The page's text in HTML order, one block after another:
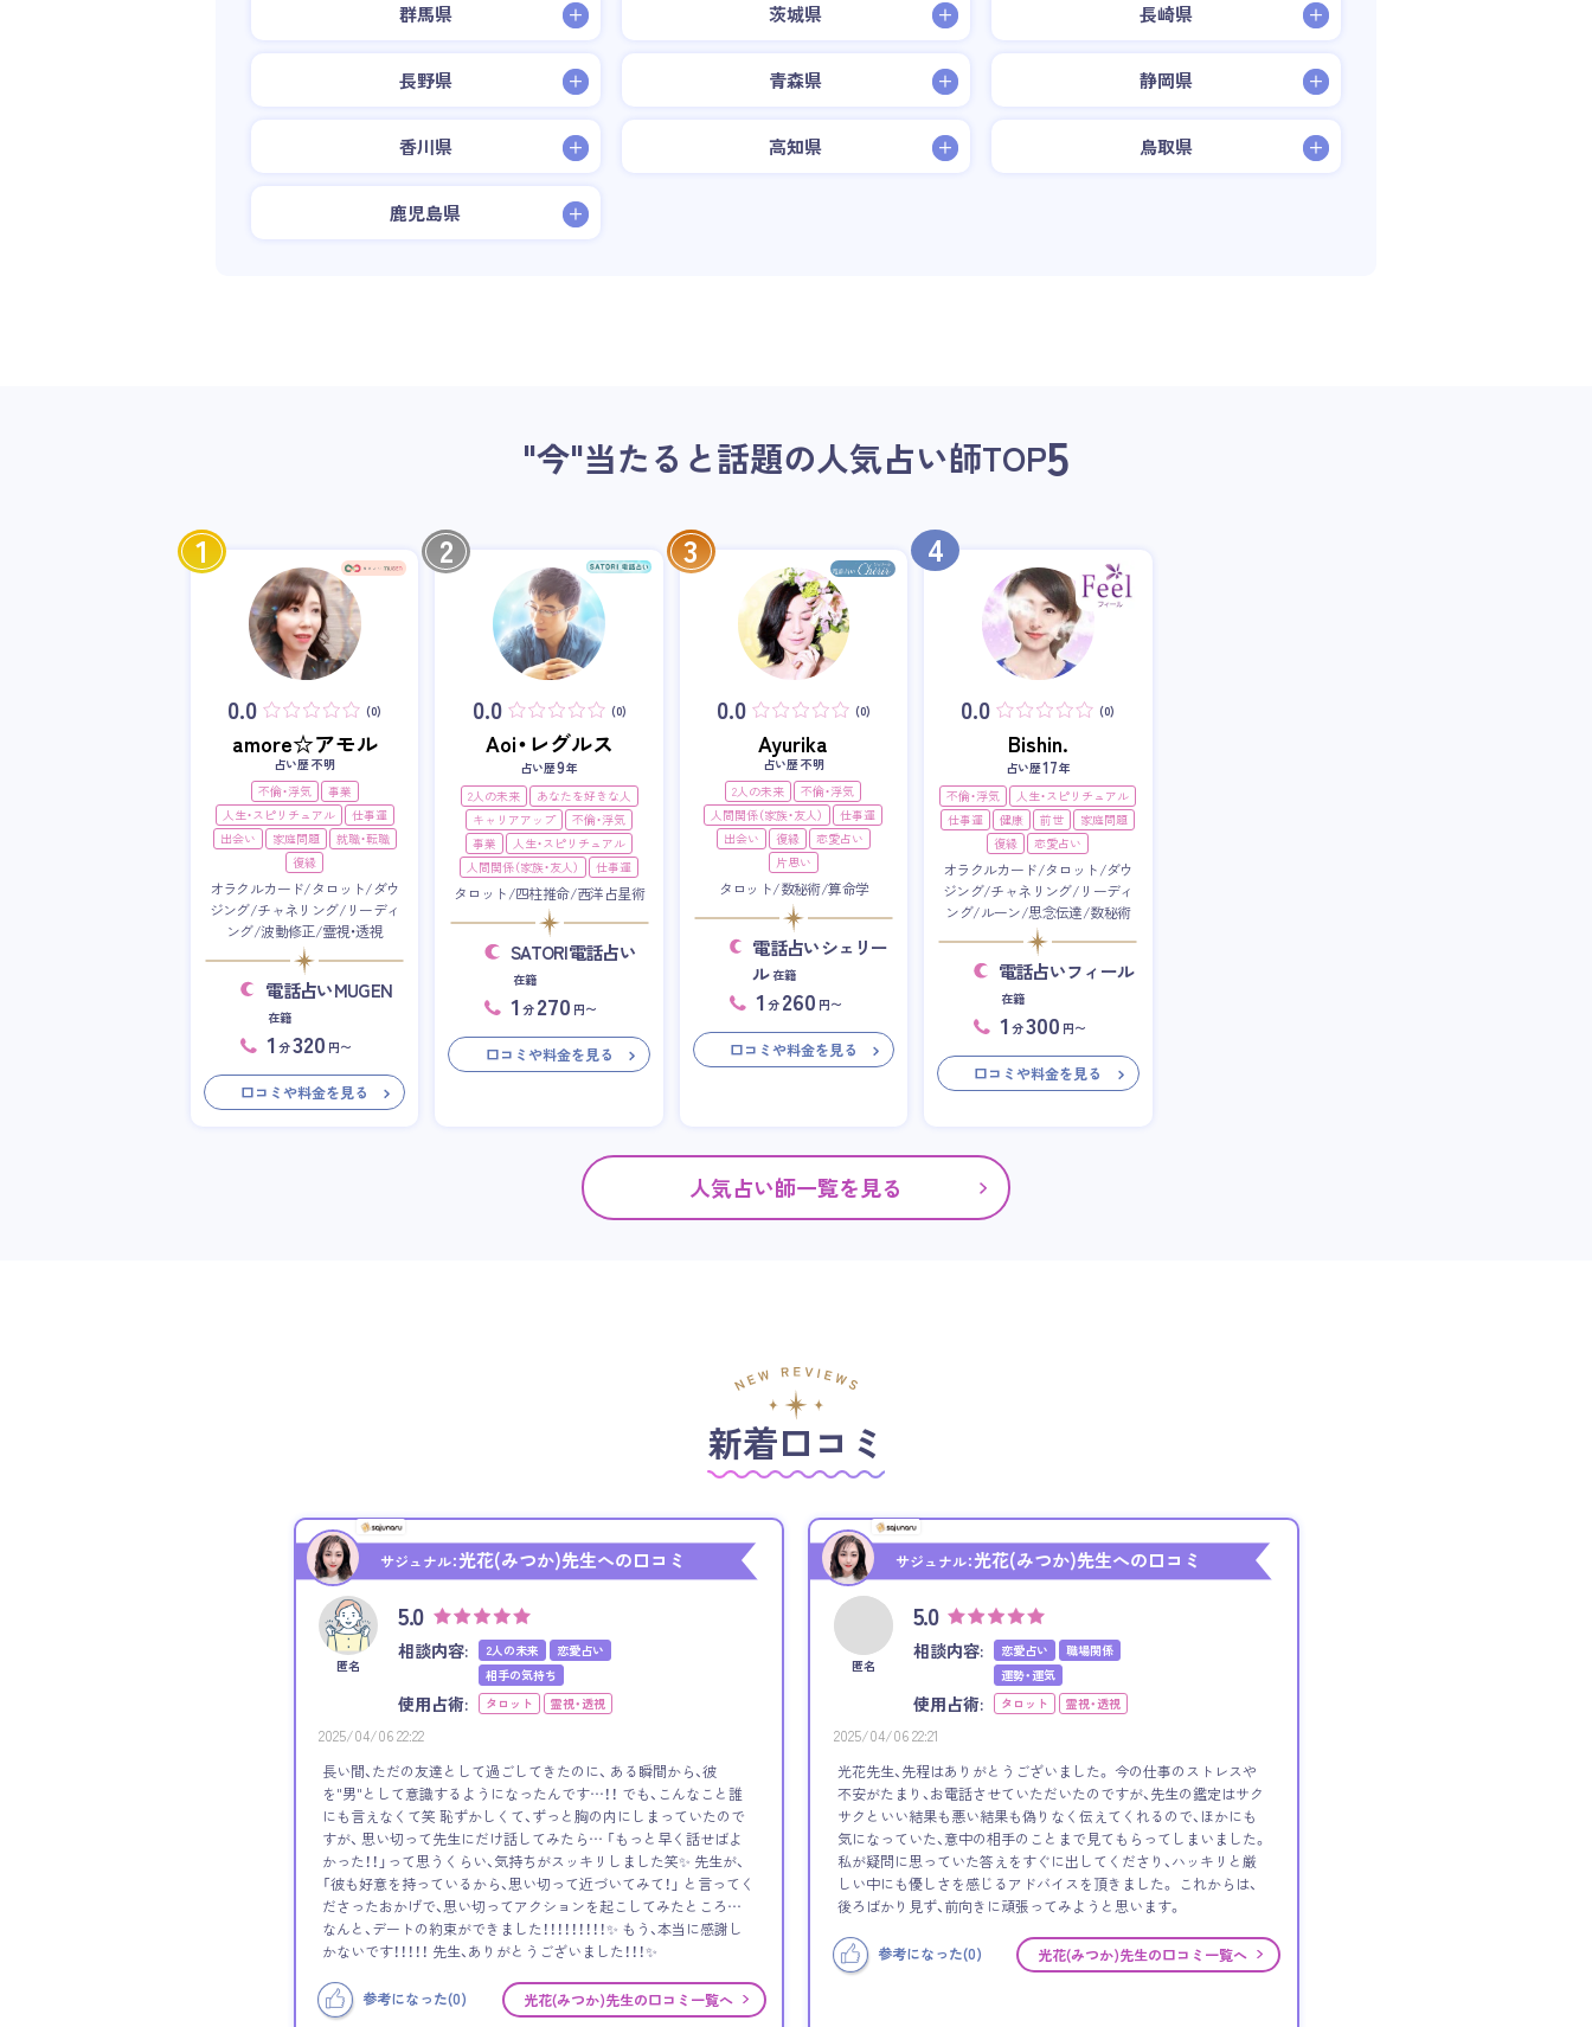
群馬県 茨城県 長崎県
長野県 青森県 静岡県
香川県 高知県 鳥取県
鹿児島県
"今"当たると話題の人気占い師TOP5
1
0.0 (0)
amore☆アモル
占い歴 不明
不倫・浮気
事業
人生・スピリチュアル
仕事運
出会い
家庭問題
就職・転職
復縁
オラクルカード/タロット/ダウ
ジング/チャネリング/リーディ
ング/波動修正/霊視・透視
電話占いMUGEN
在籍
1 分320 円〜
口コミや料金を見る
2
0.0 (0)
Aoi・レグルス
占い歴9年
2人の未来
あなたを好きな人
キャリアアップ
不倫・浮気
事業
人生・スピリチュアル
人間関係（家族・友人）
仕事運
タロット/四柱推命/西洋占星術
SATORI電話占い
在籍
1 分 270 円〜
口コミや料金を見る
3
0.0 (0)
Ayurika
占い歴 不明
2人の未来
不倫・浮気
人間関係（家族・友人）
仕事運
出会い
復縁
恋愛占い
片思い
タロット/数秘術/算命学
電話占いシェリー
ル在籍
1 分 260 円〜
口コミや料金を見る
4
0.0 (0)
Bishin.
占い歴17年
不倫・浮気
人生・スピリチュアル
仕事運
健康 前世
家庭問題
復縁
恋愛占い
オラクルカード/タロット/ダウ
ジング/チャネリング/リーディ
ング/ルーン/思念伝達/数秘術
電話占いフィール
在籍
1 分300 円〜
口コミや料金を見る
人気占い師一覧を見る
新着口コミ
サジュナル：光花(みつか)先生への口コミ
匿名
5.0
相談内容: 2人の未来
恋愛占い
相手の気持ち
使用占術: タロット 霊視・透視
2025/04/06 22:22
長い間、ただの友達として過ごしてきたのに、 ある瞬間から、彼
を"男"として意識するようになったんです…！！ でも、こんなこと誰
にも言えなくて笑 恥ずかしくて、ずっと胸の内にしまっていたので
すが、 思い切って先生にだけ話してみたら… 「もっと早く話せばよ
かった！！」って思うくらい、気持ちがスッキリしました笑✨ 先生が、
「彼も好意を持っているから、思い切って近づいてみて！」 と言ってく
ださったおかげで、思い切ってアクションを起こしてみたところ…
なんと、デートの約束ができました！！！！！！！！！✨ もう、本当に感謝し
かないです！！！！！ 先生、ありがとうございました！！！✨
参考になった(0) 光花(みつか)先生の口コミ一覧へ
サジュナル：光花(みつか)先生への口コミ
匿名
5.0
相談内容: 恋愛占い
職場関係
運勢・運気
使用占術: タロット 霊視・透視
2025/04/06 22:21
光花先生、先程はありがとうございました。 今の仕事のストレスや
不安がたまり、お電話させていただいたのですが、先生の鑑定はサク
サクといい結果も悪い結果も偽りなく伝えてくれるので、ほかにも
気になっていた、意中の相手のことまで見てもらってしまいました。
私が疑問に思っていた答えをすぐに出してくださり、ハッキリと厳
しい中にも優しさを感じるアドバイスを頂きました。 これからは、
後ろばかり見ず、前向きに頑張ってみようと思います。
参考になった(0) 光花(みつか)先生の口コミ一覧へ